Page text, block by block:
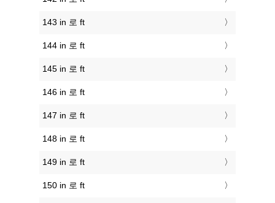
143 in 로 ft
144 in 로 ft
145 in 로 ft
146 in 로 ft
147 in 로 ft
148 in 로 ft
149 in 로 ft
150 in 로 ft